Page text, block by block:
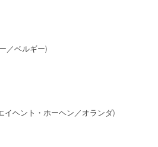
／ベルギー)
ヘント・ホーヘン／オランダ)